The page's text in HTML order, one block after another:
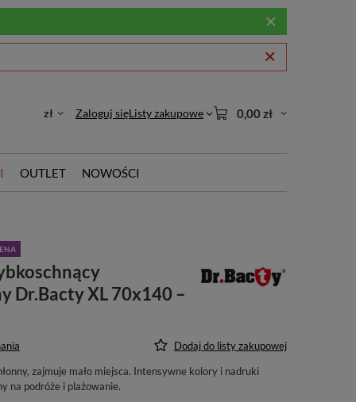
zł Zaloguj sięListy zakupowe 0,00 zł
OUTLET NOWOŚCI
Dr.Bacty XL 70x140 –
Dodaj do listy zakupowej
zajmuje mało miejsca. Intensywne kolory i nadruki
na podróże i plażowanie.